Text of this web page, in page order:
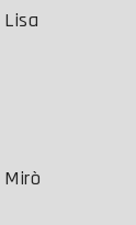
Lisa
Mirò